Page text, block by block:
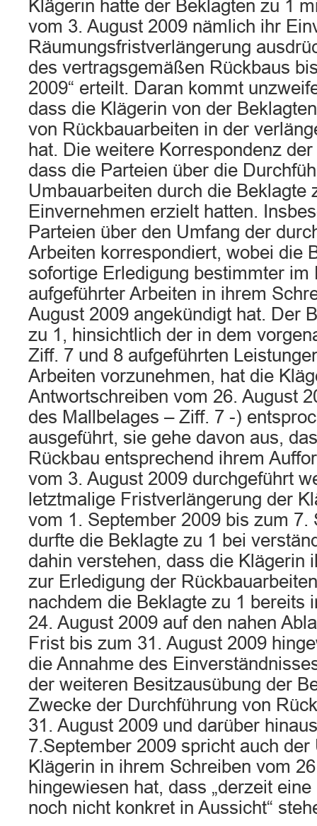
Klägerin hatte der Beklagten zu 1
vom 3. August 2009 nämlich ihr
Räumungsfristverlängerung
des vertragsgemäßen Rückbaus
2009“ erteilt. Daran kommt
dass die Klägerin von der
von Rückbauarbeiten in der
hat. Die weitere Korrespondenz
dass die Parteien über die
Umbauarbeiten durch die Beklagte
Einvernehmen erzielt hatten.
Parteien über den Umfang der
Arbeiten korrespondiert, wobei die
sofortige Erledigung bestimmter im
aufgeführter Arbeiten in ihrem
August 2009 angekündigt hat. Der
zu 1, hinsichtlich der in dem
Ziff. 7 und 8 aufgeführten
Arbeiten vorzunehmen, hat die
Antwortschreiben vom 26. August
des Mallbelages – Ziff. 7 -)
ausgeführt, sie gehe davon aus,
Rückbau entsprechend ihrem
vom 3. August 2009 durchgeführt
letztmalige Fristverlängerung der
vom 1. September 2009 bis zum 7.
durfte die Beklagte zu 1 bei
dahin verstehen, dass die Klägerin
zur Erledigung der
nachdem die Beklagte zu 1 bereits
24. August 2009 auf den nahen
Frist bis zum 31. August 2009
die Annahme des
der weiteren Besitzausübung der
Zwecke der Durchführung von
31. August 2009 und darüber
7.September 2009 spricht auch
Klägerin in ihrem Schreiben vom
hingewiesen hat, dass „derzeit
noch nicht konkret in Aussicht“